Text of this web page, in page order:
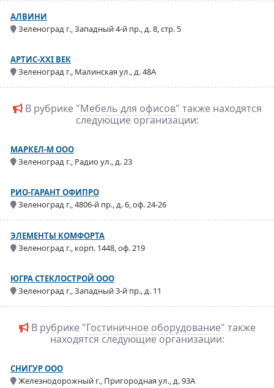
АЛВИНИ
Зеленоград г., Западный 4-й пр., д. 8, стр. 5
АРТИС-XXI ВЕК
Зеленоград г., Малинская ул., д. 48А
В рубрике "Мебель для офисов" также находятся
следующие организации:
МАРКЕЛ-М ООО
Зеленоград г., Радио ул., д. 23
РИО-ГАРАНТ ОФИПРО
Зеленоград г., 4806-й пр., д. 6, оф. 24-26
ЭЛЕМЕНТЫ КОМФОРТА
Зеленоград г., корп. 1448, оф. 219
ЮГРА СТЕКЛОСТРОЙ ООО
Зеленоград г., Западный 3-й пр., д. 11
В рубрике "Гостиничное оборудование" также
находятся следующие организации:
СНИГУР ООО
Железнодорожный г., Пригородная ул., д. 93А